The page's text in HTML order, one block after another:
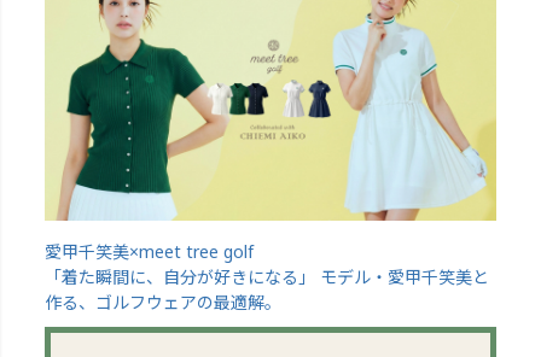
愛甲千笑美×meet tree golf
「着た瞬間に、自分が好きになる」 モデル・愛甲千笑美と
作る、ゴルフウェアの最適解。